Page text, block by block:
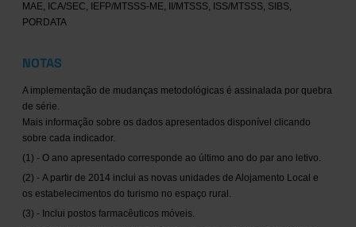
MAE, ICA/SEC, IEFP/MTSSS-ME, II/MTSSS, ISS/MTSSS, SIBS,
PORDATA
NOTAS
A implementação de mudanças metodológicas é assinalada por quebra
de série.
Mais informação sobre os dados apresentados disponível clicando
sobre cada indicador.
(1) - O ano apresentado corresponde ao último ano do par ano letivo.
(2) - A partir de 2014 inclui as novas unidades de Alojamento Local e
os estabelecimentos do turismo no espaço rural.
(3) - Inclui postos farmacêuticos móveis.